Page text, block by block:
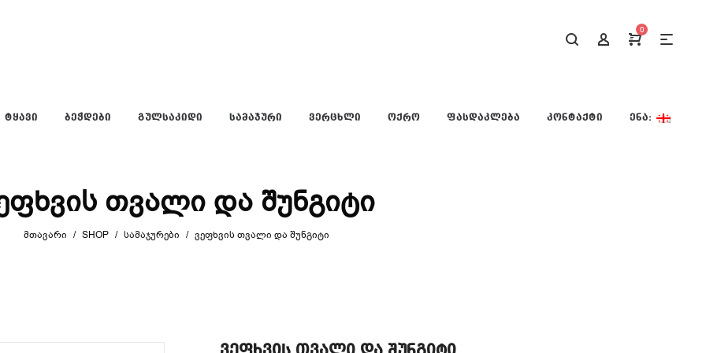
0
ᲢᲧᲐᲕᲘ ᲑᲔᲭᲓᲔᲑᲘ ᲒᲣᲚᲡᲐᲙᲘᲓᲘ ᲡᲐᲛᲐᲯᲣᲠᲘ ᲕᲔᲠᲪᲮᲚᲘ ᲝᲥᲠᲝ ᲤᲐᲡᲓᲐᲙᲚᲔᲑᲐ ᲙᲝᲜᲢᲐᲥᲢᲘ ᲔᲜᲐ:
თვალი და შუნგიტი
ᲛᲗᲐᲕᲐᲠᲘ / SHOP / ᲡᲐᲛᲐᲯᲣᲠᲔᲑᲘ / ᲕᲔᲤᲮᲕᲘᲡ ᲗᲕᲐᲚᲘ ᲓᲐ ᲨᲣᲜᲒᲘᲢᲘ